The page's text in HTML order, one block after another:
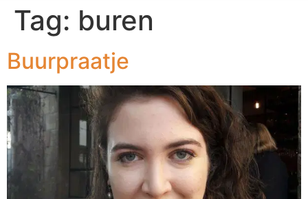
Tag: buren
Buurpraatje